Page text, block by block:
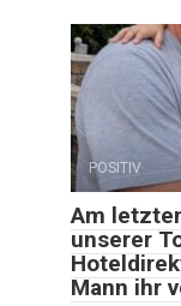
POSITIV
Am
unserer
Mann ihr